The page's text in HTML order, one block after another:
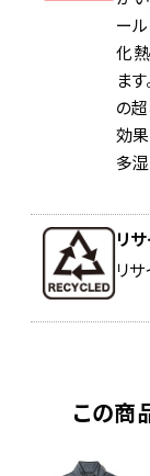
ー
化
ま
の
効
多
リ
リ
この商